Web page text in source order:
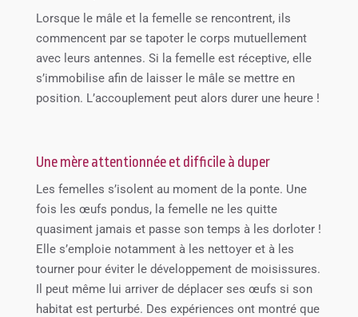
Lorsque le mâle et la femelle se rencontrent, ils
commencent par se tapoter le corps mutuellement
avec leurs antennes. Si la femelle est réceptive, elle
s’immobilise afin de laisser le mâle se mettre en
position. L’accouplement peut alors durer une heure !
Une mère attentionnée et difficile à duper
Les femelles s’isolent au moment de la ponte. Une
fois les œufs pondus, la femelle ne les quitte
quasiment jamais et passe son temps à les dorloter !
Elle s’emploie notamment à les nettoyer et à les
tourner pour éviter le développement de moisissures.
Il peut même lui arriver de déplacer ses œufs si son
habitat est perturbé. Des expériences ont montré que